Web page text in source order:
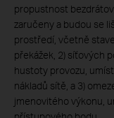
propustnost
zaručeny a budou se
prostředí, včetně
překážek, 2) síťových
hustoty provozu,
nákladů sítě, a 3)
jmenovitého výkonu,